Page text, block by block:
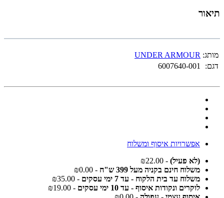
תיאור
מותג: UNDER ARMOUR
דגם:
6007640-001
אפשרויות איסוף ומשלוח
(לא פעיל) - ₪22.00
משלוח חינם בקניה מעל 399 ש"ח
- ₪0.00
משלוח עד בית הלקוח - עד 7 ימי עסקים
- ₪35.00
לוקרים ונקודות איסוף - עד 10 ימי עסקים
- ₪19.00